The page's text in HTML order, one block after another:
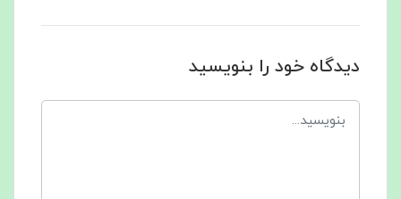
دیدگاه خود را بنویسید